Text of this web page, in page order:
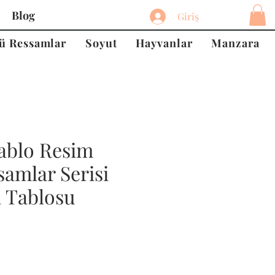
Giriş
Blog
Ressamlar Soyut Hayvanlar Manzara
Resim
Serisi
Tablosu